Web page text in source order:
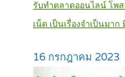
รับทำตลาดออนไลน์ โพ
เน็ต เป็นเรื่องจำเป็นมา
16 กรกฎาคม 2023